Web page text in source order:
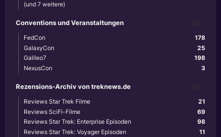
(und 7 weitere)
Conventions und Veranstaltungen
178
FedCon
25
GalaxyCon
198
Galileo7
3
NexusCon
Rezensions-Archiv von treknews.de
21
Reviews Star Trek Filme
69
Reviews SciFi-Filme
98
Reviews Star Trek: Enterprise Episoden
11
Reviews Star Trek: Voyager Episoden